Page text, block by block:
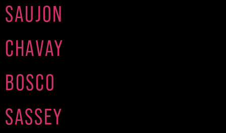
SAUJON
CHAVAY
BOSCO
SASSEY